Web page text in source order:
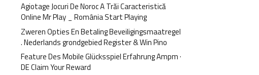
Agiotage Jocuri De Noroc A Trăi Caracteristică
Online Mr Play _ România Start Playing
Zweren Opties En Betaling Beveiligingsmaatregel
. Nederlands grondgebied Register & Win Pino
Feature Des Mobile Glücksspiel Erfahrung Ampm ·
DE Claim Your Reward